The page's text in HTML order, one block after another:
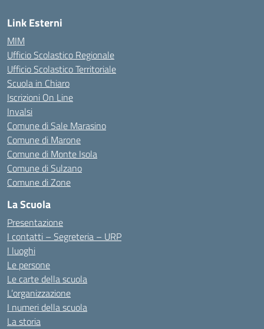
Link Esterni
MIM
Ufficio Scolastico Regionale
Ufficio Scolastico Territoriale
Scuola in Chiaro
Iscrizioni On Line
Invalsi
Comune di Sale Marasino
Comune di Marone
Comune di Monte Isola
Comune di Sulzano
Comune di Zone
La Scuola
Presentazione
I contatti – Segreteria – URP
I luoghi
Le persone
Le carte della scuola
L’organizzazione
I numeri della scuola
La storia